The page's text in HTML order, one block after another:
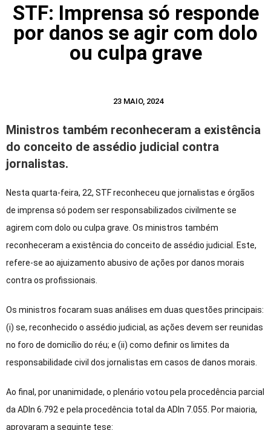
STF: Imprensa só responde
por danos se agir com dolo
ou culpa grave
23 MAIO, 2024
Ministros também reconheceram a existência
do conceito de assédio judicial contra
jornalistas.
Nesta quarta-feira, 22, STF reconheceu que jornalistas e órgãos
de imprensa só podem ser responsabilizados civilmente se
agirem com dolo ou culpa grave. Os ministros também
reconheceram a existência do conceito de assédio judicial. Este,
refere-se ao ajuizamento abusivo de ações por danos morais
contra os profissionais.
Os ministros focaram suas análises em duas questões principais:
(i) se, reconhecido o assédio judicial, as ações devem ser reunidas
no foro de domicílio do réu; e (ii) como definir os limites da
responsabilidade civil dos jornalistas em casos de danos morais.
Ao final, por unanimidade, o plenário votou pela procedência parcial
da ADIn 6.792 e pela procedência total da ADIn 7.055. Por maioria,
aprovaram a seguinte tese: